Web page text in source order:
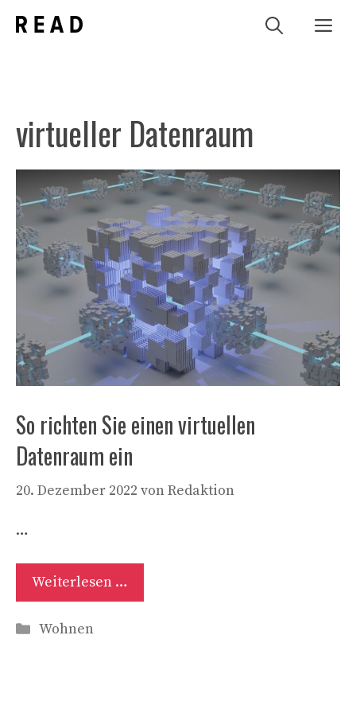
Inhalt
virtueller Datenraum
So richten Sie einen virtuellen
Datenraum ein
20. Dezember 2022 vonRedaktion
…
Weiterlesen …
Kategorien
Wohnen